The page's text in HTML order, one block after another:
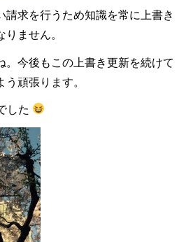
請求を行うため知識を常に上書き
ません。
。今後もこの上書き更新を続けて
頑張ります。
した